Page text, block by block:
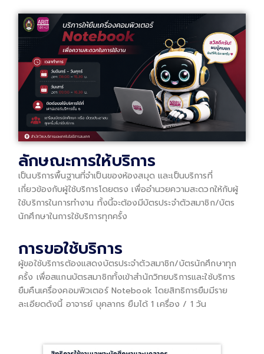
ลักษณะการให้บริการ
เป็นบริการพื้นฐานที่จำเป็นของห้องสมุด และเป็นบริการที่
เกี่ยวข้องกับผู้ใช้บริการโดยตรง เพื่ออำนวยความสะดวกให้กับผู้
ใช้บริการในการทำงาน ทั้งนี้จะต้องมีบัตรประจำตัวสมาชิก/บัตร
นักศึกษาในการใช้บริการทุกครั้ง
การขอใช้บริการ
ผู้ขอใช้บริการต้องแสดงบัตรประจำตัวสมาชิก/บัตรนักศึกษาทุก
ครั้ง เพื่อสแกนบัตรสมาชิกทั้งเข้าสำนักวิทยบริการและใช้บริการ
ยืมคืนเครื่องคอมพิวเตอร์ Notebook โดยสิทธิการยืมมีราย
ละเอียดดังนี้ อาจารย์ บุคลากร ยืมได้ 1 เครื่อง / 1 วัน